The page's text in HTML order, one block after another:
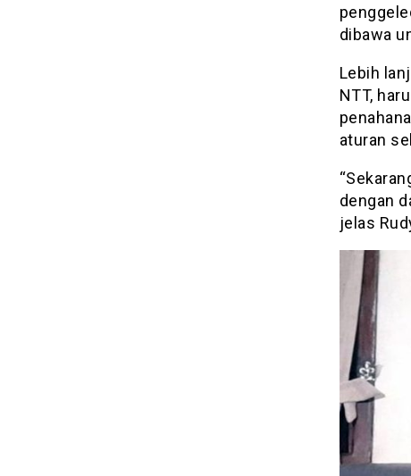
dibawa
Lebih
NTT,
aturan
dengan
jelas